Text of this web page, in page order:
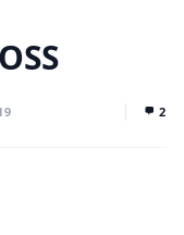
2